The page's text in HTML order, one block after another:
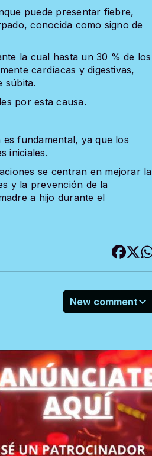
puede presentar fiebre,
conocida como signo de
la cual hasta un 30 % de los
cardíacas y digestivas,
súbita.
por esta causa.
fundamental, ya que los
iniciales.
se centran en mejorar la
y la prevención de la
a hijo durante el
New comment